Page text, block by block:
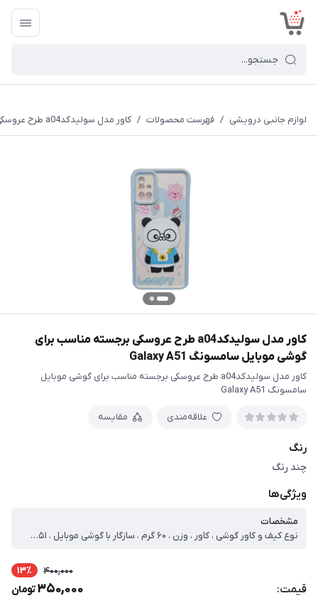
لوازم جانبی درویشی / فهرست محصولات / کاور مدل سولیدکدa04 طرح عروسکی برجسته مناسب برای گوشی موبایل سامسونگ Galaxy A51
کاور مدل سولیدکدa04 طرح عروسکی برجسته مناسب برای
گوشی موبایل سامسونگ Galaxy A51
کاور مدل سولیدکدa04 طرح عروسکی برجسته مناسب برای گوشی موبایل
سامسونگ Galaxy A51
علاقه‌مندی مقایسه
رنگ
چند رنگ
ویژگی‌ها
مشخصات
نوع کیف و کاور گوشی ، کاور ، وزن ، ۶۰ گرم ، سازگار با گوشی موبایل ، Samsung Galaxy A۵۱ ، ساختار ، مات ، سطح پوشش ، حفاظت از دکمه‌ها ، لبه راست ، لبه چپ ، لبه پایینی ، لبه بالایی ، قاب پشتی
قیمت:
400,000 13٪
350,000تومان